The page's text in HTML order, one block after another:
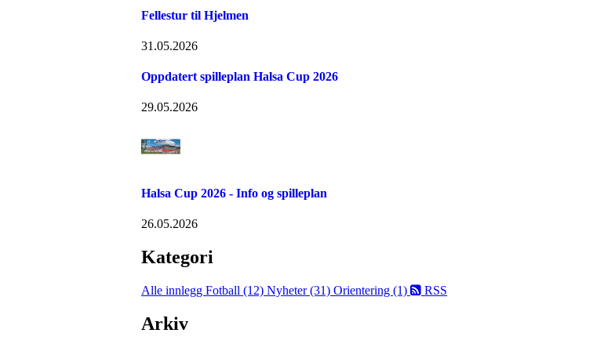
Fellestur til Hjelmen
31.05.2026
Oppdatert spilleplan Halsa Cup 2026
29.05.2026
Halsa Cup 2026 - Info og spilleplan
26.05.2026
Kategori
Alle innlegg Fotball (12) Nyheter (31) Orientering (1) RSS
Arkiv